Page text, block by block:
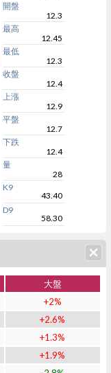
開盤
12.3
最高
12.45
最低
12.3
收盤
12.4
上漲
12.9
平盤
12.7
下跌
12.4
量
28
K9
43.40
D9
58.30
大盤
+2%
+2.6%
+1.3%
+1.9%